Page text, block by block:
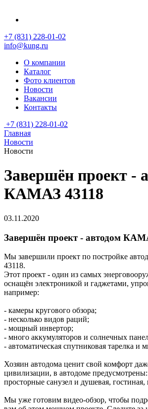
+7 (831) 228-01-02
info@kung.ru
О компании
Каталог
Фото клиентов
Новости
Вакансии
Контакты
+7 (831) 228-01-02
Главная
Новости
Новости
Завершён проект -
КАМАЗ 43118
03.11.2020
Завершён проект - автодом
Мы завершили проект по постройке
43118.
Этот проект - один из самых
оснащён электроникой и гаджетами,
например:
- камеры кругового обзора;
- несколько видов раций;
- мощный инвертор;
- много аккумуляторов и солнечных
- автоматическая спутниковая тарелка и
Хозяин автодома ценит свой комфорт
цивилизации, в автодоме предусмотрены:
просторные санузел и душевая, гостиная,
Мы уже готовим видео-обзор, чтобы